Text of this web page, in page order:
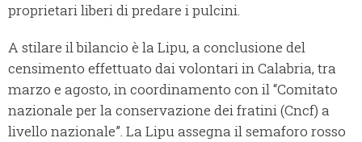
proprietari liberi di predare i pulcini.
A stilare il bilancio è la Lipu, a conclusione del
censimento effettuato dai volontari in Calabria, tra
marzo e agosto, in coordinamento con il “Comitato
nazionale per la conservazione dei fratini (Cncf) a
livello nazionale”. La Lipu assegna il semaforo rosso